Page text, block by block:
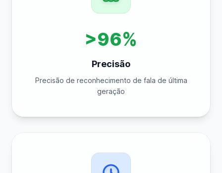
>96%
Precisão
Precisão de reconhecimento de fala de última
geração